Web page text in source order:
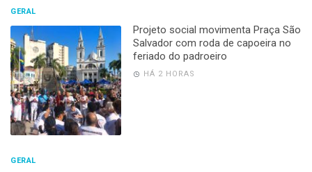
GERAL
Projeto social movimenta Praça São
Salvador com roda de capoeira no
feriado do padroeiro
HÁ 2 HORAS
GERAL